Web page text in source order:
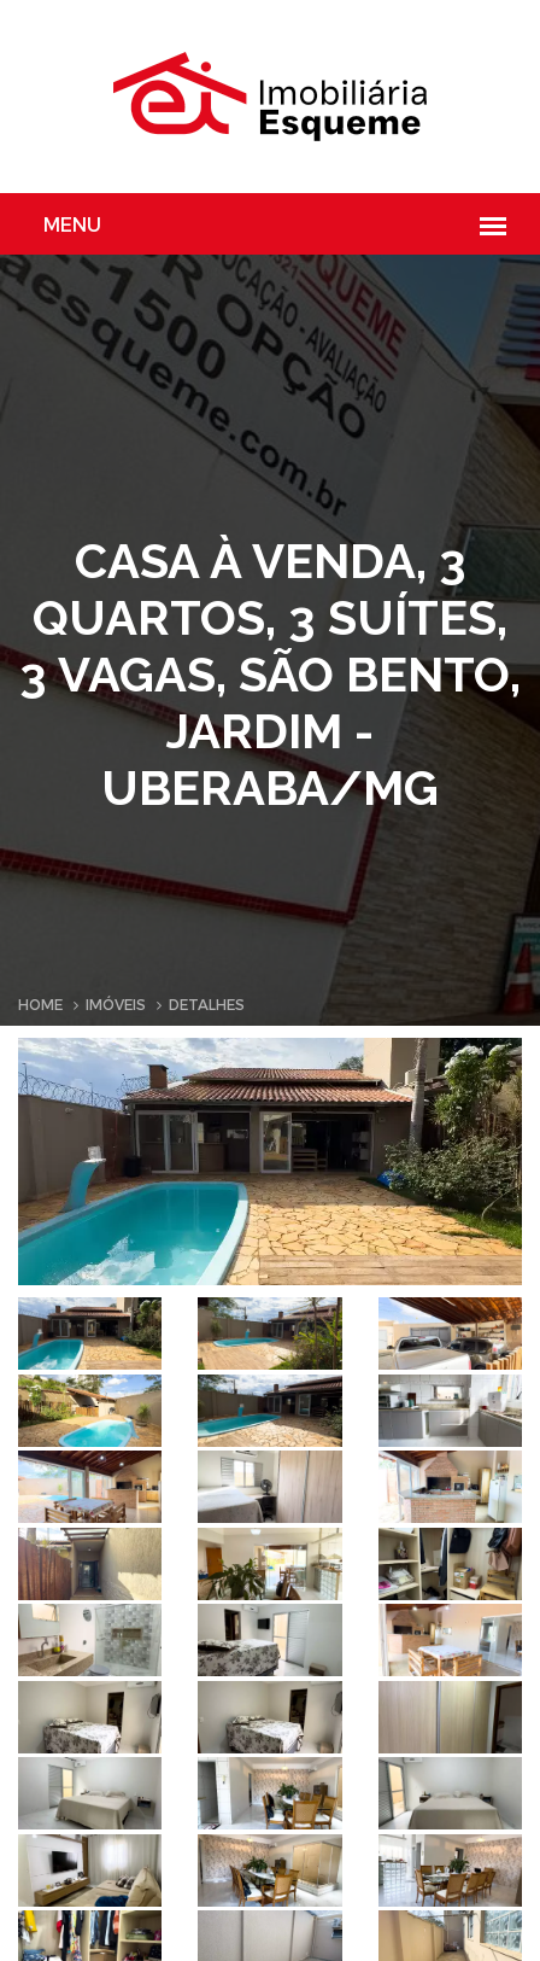
CASA À VENDA, 3
QUARTOS, 3 SUÍTES,
3 VAGAS, SÃO BENTO,
JARDIM -
UBERABA/MG
HOME IMÓVEIS DETALHES